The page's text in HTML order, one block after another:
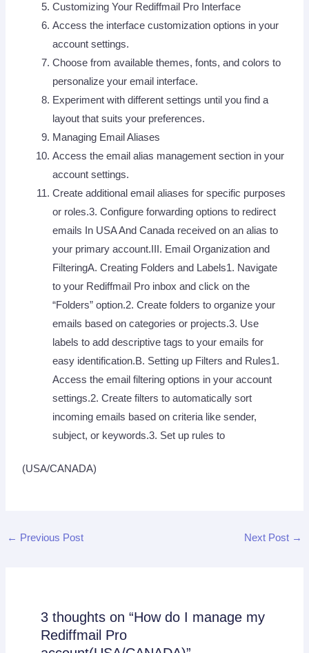
Customizing Your Rediffmail Pro Interface
Access the interface customization options in your
account settings.
Choose from available themes, fonts, and colors to
personalize your email interface.
Experiment with different settings until you find a
layout that suits your preferences.
Managing Email Aliases
Access the email alias management section in your
account settings.
Create additional email aliases for specific purposes
or roles.3. Configure forwarding options to redirect
emails In USA And Canada received on an alias to
your primary account.III. Email Organization and
FilteringA. Creating Folders and Labels1. Navigate
to your Rediffmail Pro inbox and click on the
“Folders” option.2. Create folders to organize your
emails based on categories or projects.3. Use
labels to add descriptive tags to your emails for
easy identification.B. Setting up Filters and Rules1.
Access the email filtering options in your account
settings.2. Create filters to automatically sort
incoming emails based on criteria like sender,
subject, or keywords.3. Set up rules to
(USA/CANADA)
← Previous Post Next Post →
3 thoughts on “How do I manage my
Rediffmail Pro